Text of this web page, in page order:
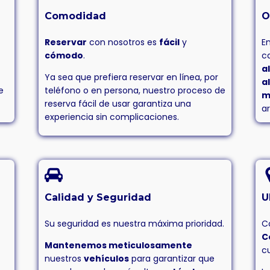
Comodidad
Reservar con nosotros es fácily
cómodo.
Ya sea que prefiera reservar en línea, por
teléfono o en persona, nuestro proceso de
reserva fácil de usar garantiza una
experiencia sin complicaciones.
Calidad y Seguridad
Su seguridad es nuestra máxima prioridad.
Mantenemos meticulosamente
nuestros vehículospara garantizar que